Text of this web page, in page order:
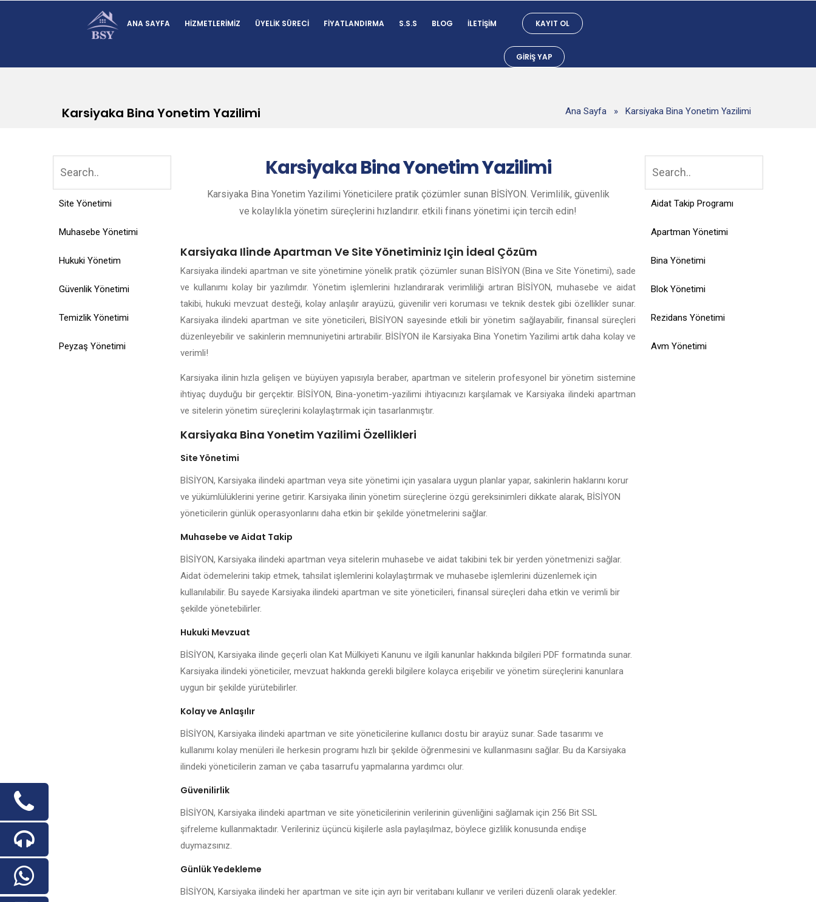
ANA SAYFA HIZMETLERIMIZ ÜYELIK SÜRECI FIYATLANDIRMA S.S.S BLOG İLETIŞIM KAYIT OL
GIRIŞ YAP
Karsiyaka Bina Yonetim Yazilimi Ana Sayfa » Karsiyaka Bina Yonetim Yazilimi
Site Yönetimi
Muhasebe Yönetimi
Hukuki Yönetim
Güvenlik Yönetimi
Temizlik Yönetimi
Peyzaş Yönetimi
KarsiyakaBina Yonetim Yazilimi
Karsiyaka Bina Yonetim Yazilimi Yöneticilere pratik çözümler sunan BİSİYON. Verimlilik, güvenlik
ve kolaylıkla yönetim süreçlerini hızlandırır. etkili finans yönetimi için tercih edin!
Karsiyaka Ilinde Apartman Ve Site Yönetiminiz Için İdeal Çözüm
Karsiyaka ilindeki apartman ve site yönetimine yönelik pratik çözümler sunan BİSİYON (Bina ve Site Yönetimi), sade
ve kullanımı kolay bir yazılımdır. Yönetim işlemlerini hızlandırarak verimliliği artıran BİSİYON, muhasebe ve aidat
takibi, hukuki mevzuat desteği, kolay anlaşılır arayüzü, güvenilir veri koruması ve teknik destek gibi özellikler sunar.
Karsiyaka ilindeki apartman ve site yöneticileri, BİSİYON sayesinde etkili bir yönetim sağlayabilir, finansal süreçleri
düzenleyebilir ve sakinlerin memnuniyetini artırabilir. BİSİYON ile Karsiyaka Bina Yonetim Yazilimi artık daha kolay ve
verimli!
Karsiyaka ilinin hızla gelişen ve büyüyen yapısıyla beraber, apartman ve sitelerin profesyonel bir yönetim sistemine
ihtiyaç duyduğu bir gerçektir. BİSİYON, Bina-yonetim-yazilimi ihtiyacınızı karşılamak ve Karsiyaka ilindeki apartman
ve sitelerin yönetim süreçlerini kolaylaştırmak için tasarlanmıştır.
Karsiyaka Bina Yonetim Yazilimi Özellikleri
Site Yönetimi
BİSİYON, Karsiyaka ilindeki apartman veya site yönetimi için yasalara uygun planlar yapar, sakinlerin haklarını korur
ve yükümlülüklerini yerine getirir. Karsiyaka ilinin yönetim süreçlerine özgü gereksinimleri dikkate alarak, BİSİYON
yöneticilerin günlük operasyonlarını daha etkin bir şekilde yönetmelerini sağlar.
Muhasebe ve Aidat Takip
BİSİYON, Karsiyaka ilindeki apartman veya sitelerin muhasebe ve aidat takibini tek bir yerden yönetmenizi sağlar.
Aidat ödemelerini takip etmek, tahsilat işlemlerini kolaylaştırmak ve muhasebe işlemlerini düzenlemek için
kullanılabilir. Bu sayede Karsiyaka ilindeki apartman ve site yöneticileri, finansal süreçleri daha etkin ve verimli bir
şekilde yönetebilirler.
Hukuki Mevzuat
BİSİYON, Karsiyaka ilinde geçerli olan Kat Mülkiyeti Kanunu ve ilgili kanunlar hakkında bilgileri PDF formatında sunar.
Karsiyaka ilindeki yöneticiler, mevzuat hakkında gerekli bilgilere kolayca erişebilir ve yönetim süreçlerini kanunlara
uygun bir şekilde yürütebilirler.
Kolay ve Anlaşılır
BİSİYON, Karsiyaka ilindeki apartman ve site yöneticilerine kullanıcı dostu bir arayüz sunar. Sade tasarımı ve
kullanımı kolay menüleri ile herkesin programı hızlı bir şekilde öğrenmesini ve kullanmasını sağlar. Bu da Karsiyaka
ilindeki yöneticilerin zaman ve çaba tasarrufu yapmalarına yardımcı olur.
Güvenilirlik
BİSİYON, Karsiyaka ilindeki apartman ve site yöneticilerinin verilerinin güvenliğini sağlamak için 256 Bit SSL
şifreleme kullanmaktadır. Verileriniz üçüncü kişilerle asla paylaşılmaz, böylece gizlilik konusunda endişe
duymazsınız.
Günlük Yedekleme
BİSİYON, Karsiyaka ilindeki her apartman ve site için ayrı bir veritabanı kullanır ve verileri düzenli olarak yedekler.
Aidat Takip Programı
Apartman Yönetimi
Bina Yönetimi
Blok Yönetimi
Rezidans Yönetimi
Avm Yönetimi